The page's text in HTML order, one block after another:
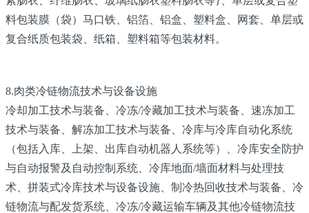
料包装膜（袋）马口铁、铝箔、铝盒、塑料盒、网套、单层或
复合纸质包装袋、纸箱、塑料箱等包装材料。
8.肉类冷链物流技术与设备设施
冷却加工技术与装备、冷冻/冷藏加工技术与装备、速冻加工
技术与装备、解冻加工技术与装备、冷库与冷库自动化系统
（包括入库、上架、出库自动机器人系统等）、冷库安全防护
与自动报警及自动控制系统、冷库地面/墙面材料与处理技
术、拼装式冷库技术与设备设施、制冷热回收技术与装备、冷
链物流与配发货系统、冷冻/冷藏运输车辆及其他冷链物流技